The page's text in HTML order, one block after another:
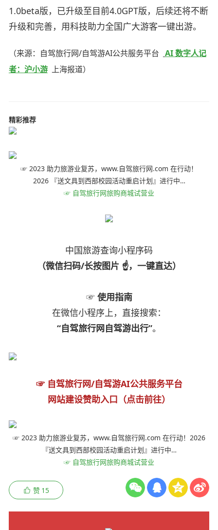
1.0beta版，已升级至目前4.0GPT版，后续还将不断
升级和完善，用科技助力全国广大游客一键出游。
（来源：自驾旅行网/自驾游AI公共服务平台 AI 数字人记
者：沪小游 上海报道）
精彩推荐
☞ 2023 助力旅游业复苏，www.自驾旅行网.com 在行动！
2026 『送文具到西部校园活动重启计划』进行中…
☞ 自驾旅行网旅购商城试营业
中国旅游查询小程序码
（微信扫码/长按图片 ☝，一键直达）
☞ 使用指南
在微信小程序上，直接搜索：
“自驾旅行网自驾游出行”。
☞ 自驾旅行网/自驾游AI公共服务平台
网站建设赞助入口（点击前往）
☞ 2023 助力旅游业复苏，www.自驾旅行网.com 在行动！2026
『送文具到西部校园活动重启计划』进行中…
☞ 自驾旅行网旅购商城试营业
赞 15